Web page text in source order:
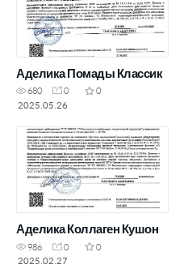
Аделика Помады Классик
680 0
0
2025.05.26
Аделика Коллаген Кушон
986 0
0
2025.02.27